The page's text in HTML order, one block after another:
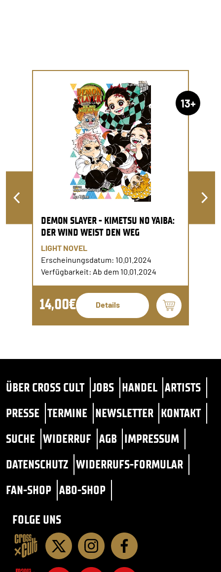
13+
DEMON SLAYER - KIMETSU NO YAIBA:
DER WIND WEIST DEN WEG
LIGHT NOVEL
Erscheinungsdatum: 10.01.2024
Verfügbarkeit: Ab dem 10.01.2024
14,00€ Details
ÜBER CROSS CULT JOBS HANDEL ARTISTS
PRESSE TERMINE NEWSLETTER KONTAKT
SUCHE WIDERRUF AGB IMPRESSUM
DATENSCHUTZ WIDERRUFS-FORMULAR
FAN-SHOP ABO-SHOP
FOLGE UNS